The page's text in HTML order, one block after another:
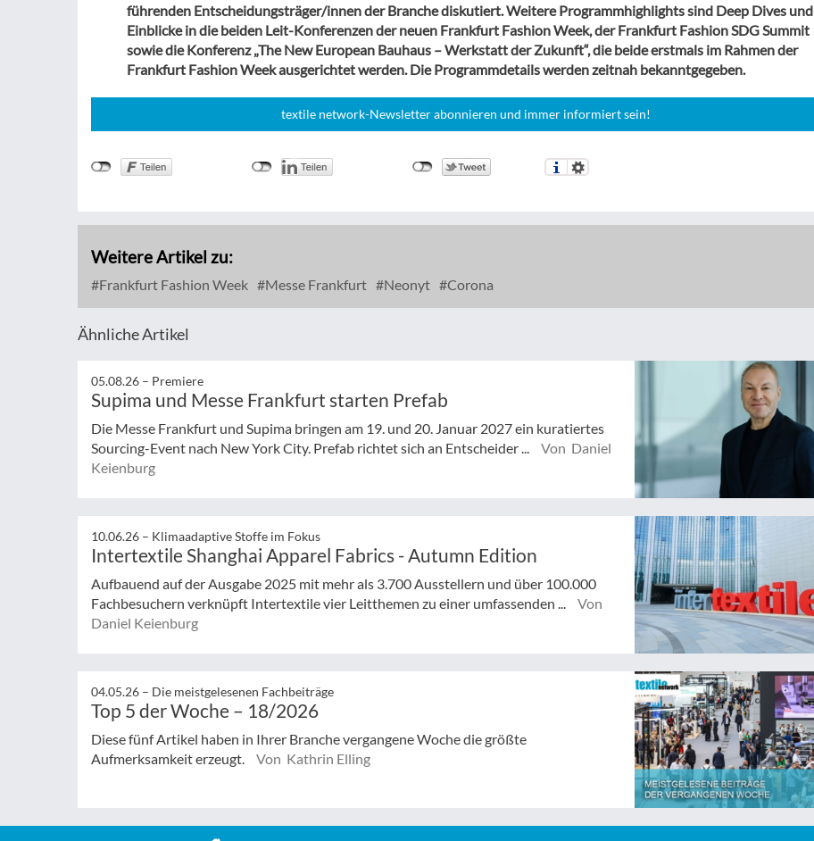
führenden Entscheidungsträger/innen der Branche diskutiert. Weitere Programmhighlights sind Deep Dives und
Einblicke in die beiden Leit-Konferenzen der neuen Frankfurt Fashion Week, der Frankfurt Fashion SDG Summit
sowie die Konferenz „The New European Bauhaus – Werkstatt der Zukunft“, die beide erstmals im Rahmen der
Frankfurt Fashion Week ausgerichtet werden. Die Programmdetails werden zeitnah bekanntgegeben.
textile network-Newsletter abonnieren und immer informiert sein!
Weitere Artikel zu:
Frankfurt Fashion Week Messe Frankfurt Neonyt Corona
Ähnliche Artikel
05.08.26 – Premiere
Supima und Messe Frankfurt starten Prefab
Die Messe Frankfurt und Supima bringen am 19. und 20. Januar 2027 ein kuratiertes
Sourcing-Event nach New York City. Prefab richtet sich an Entscheider ...
Von Daniel
Keienburg
10.06.26 – Klimaadaptive Stoffe im Fokus
Intertextile Shanghai Apparel Fabrics - Autumn Edition
Aufbauend auf der Ausgabe 2025 mit mehr als 3.700 Ausstellern und über 100.000
Fachbesuchern verknüpft Intertextile vier Leitthemen zu einer umfassenden ...
Von
Daniel Keienburg
04.05.26 – Die meistgelesenen Fachbeiträge
Top 5 der Woche – 18/2026
Diese fünf Artikel haben in Ihrer Branche vergangene Woche die größte
Aufmerksamkeit erzeugt.
Von Kathrin Elling